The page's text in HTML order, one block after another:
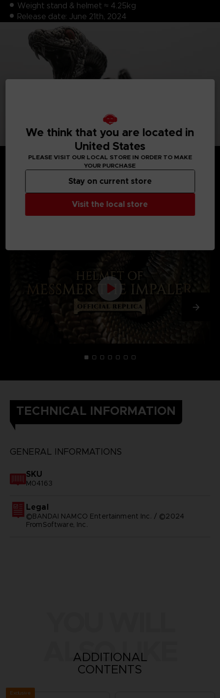
Weight stand & helmet ≈ 4.25kg
Release date: June 21th, 2024
MEDIA GALLERY
TECHNICAL INFORMATION
GENERAL INFORMATIONS
SKU
M04163
Legal
©BANDAI NAMCO Entertainment Inc. / ©2024
FromSoftware, Inc.
ALSO LIKE
ADDITIONAL
CONTENTS
Exclusive
We think that you are located in
United States
PLEASE VISIT OUR LOCAL STORE IN ORDER TO MAKE
YOUR PURCHASE
Visit the local store
Stay on current store